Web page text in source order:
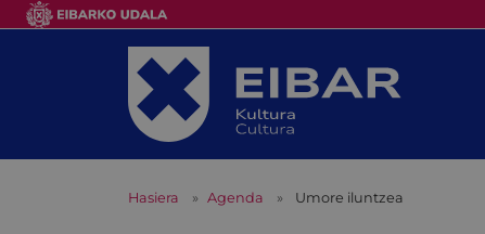
Hasiera Agenda Umore iluntzea